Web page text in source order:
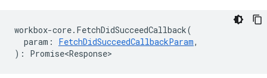
workbox-core. FetchDidSucceedCallback(
param : FetchDidSucceedCallbackParam,
) : Promise<Response>